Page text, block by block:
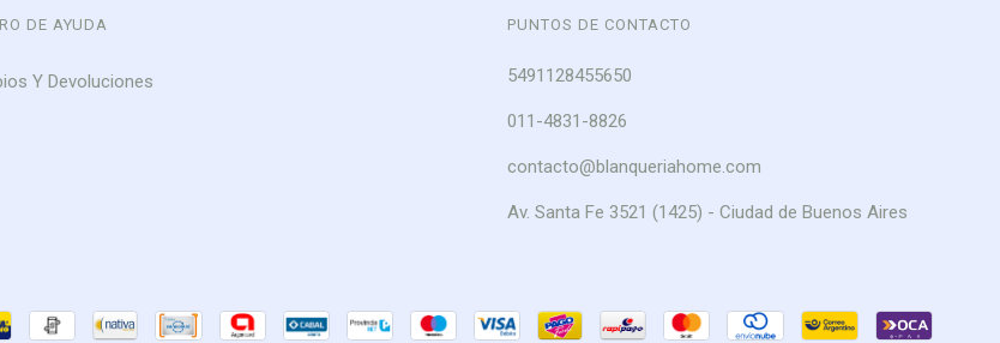
DE AYUDA
Y Devoluciones
PUNTOS DE CONTACTO
5491128455650
011-4831-8826
contacto@blanqueriahome.com
Av. Santa Fe 3521 (1425) - Ciudad de Buenos Aires